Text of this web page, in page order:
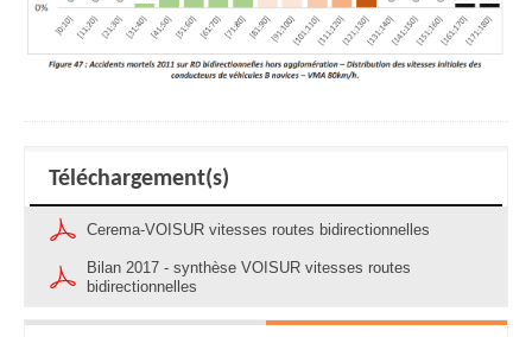
Téléchargement(s)
Cerema-VOISUR vitesses routes bidirectionnelles
Bilan 2017 - synthèse VOISUR vitesses routes
bidirectionnelles